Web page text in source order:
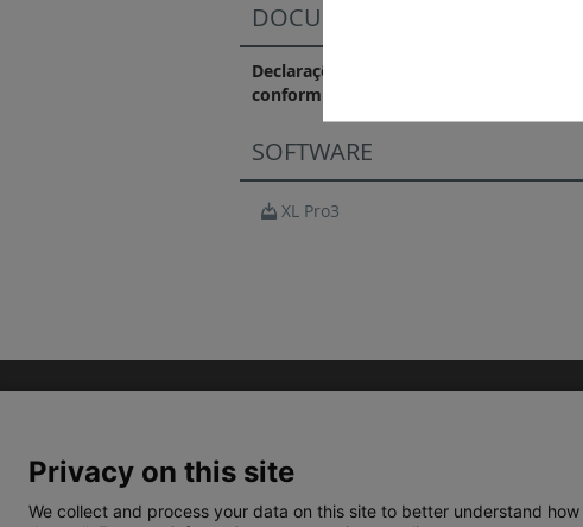
DOCUMENTAÇÃO DE
Declarações e certificados de
conformidade
SOFTWARE
XL Pro3
Privacy on this site
We collect and process your data on this site to better understand